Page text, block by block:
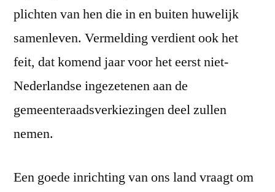
plichten van hen die in en buiten huwelijk
samenleven. Vermelding verdient ook het
feit, dat komend jaar voor het eerst niet-
Nederlandse ingezetenen aan de
gemeenteraadsverkiezingen deel zullen
nemen.
Een goede inrichting van ons land vraagt om